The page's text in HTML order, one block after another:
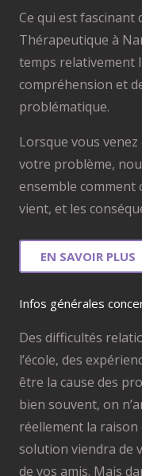
Ce qui est fascinant
Thérapeutique à
temps relativement
compréhension et
problématique.
Lorsque vous
votre problème,
ensemble comment
vient, et les
EN SAVOIR PLUS
Infos générales
Des difficultés
l’école, des
être la cause des
bien souvent, on
réellement la raison
solution viendra de
de vos amis. Mais